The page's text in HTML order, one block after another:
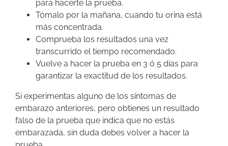
para hacerte la prueba.
Tómalo por la mañana, cuando tu orina está
más concentrada.
Comprueba los resultados una vez
transcurrido el tiempo recomendado.
Vuelve a hacer la prueba en 3 ó 5 días para
garantizar la exactitud de los resultados.
Si experimentas alguno de los síntomas de
embarazo anteriores, pero obtienes un resultado
falso de la prueba que indica que no estás
embarazada, sin duda debes volver a hacer la